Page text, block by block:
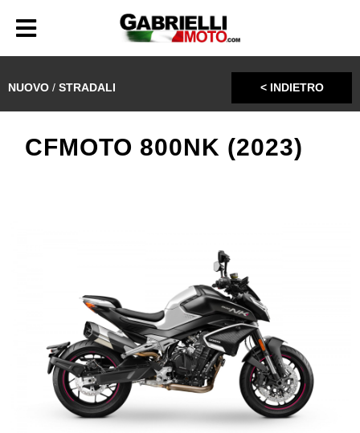
NUOVO / STRADALI < INDIETRO
CFMOTO 800NK (2023)